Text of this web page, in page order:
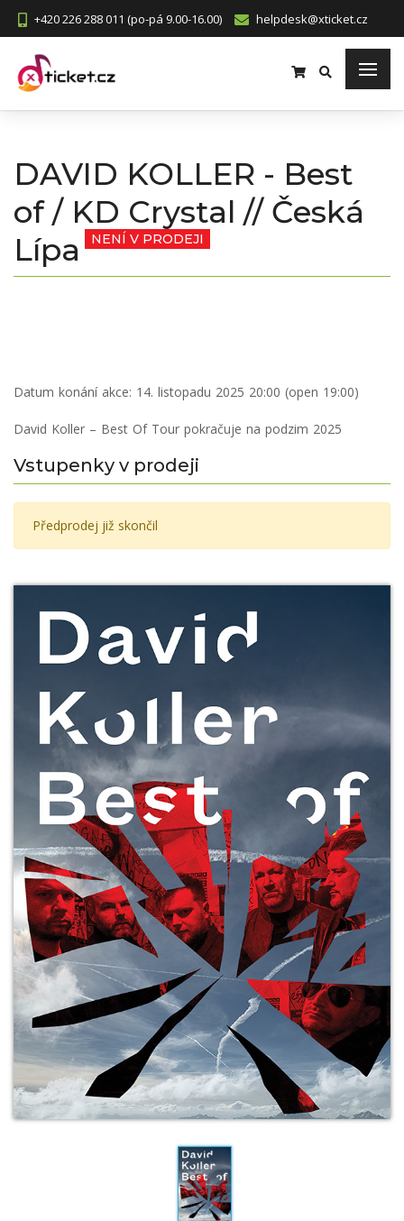
+420 226 288 011 (po-pá 9.00-16.00) helpdesk@xticket.cz
DAVID KOLLER - Best
of / KD Crystal // Česká
Lípa
NENÍ V PRODEJI
Datum konání akce: 14. listopadu 2025 20:00 (open 19:00)
David Koller – Best Of Tour pokračuje na podzim 2025
Vstupenky v prodeji
Předprodej již skončil